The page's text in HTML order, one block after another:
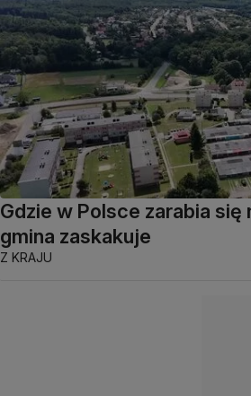
Gdzie w Polsce zarabia się
gmina zaskakuje
Z KRAJU